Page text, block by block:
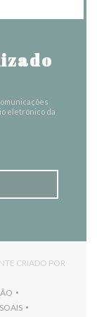
eletrónico da
CRIADO POR
NOVA JANELA))
JANELA))